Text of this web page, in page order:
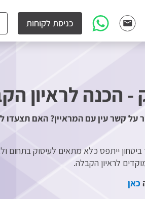
כניסת לקוחות
- הכנה לראיון
קשר עין עם המראיין? האם תצעדו
ביטחון ייתפס כלא מתאים לעיסוק בתחום
לראיון הקבלה.
כאן